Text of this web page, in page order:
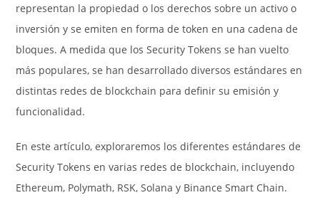
representan la propiedad o los derechos sobre un activo o
inversión y se emiten en forma de token en una cadena de
bloques. A medida que los Security Tokens se han vuelto
más populares, se han desarrollado diversos estándares en
distintas redes de blockchain para definir su emisión y
funcionalidad.
En este artículo, exploraremos los diferentes estándares de
Security Tokens en varias redes de blockchain, incluyendo
Ethereum, Polymath, RSK, Solana y Binance Smart Chain.